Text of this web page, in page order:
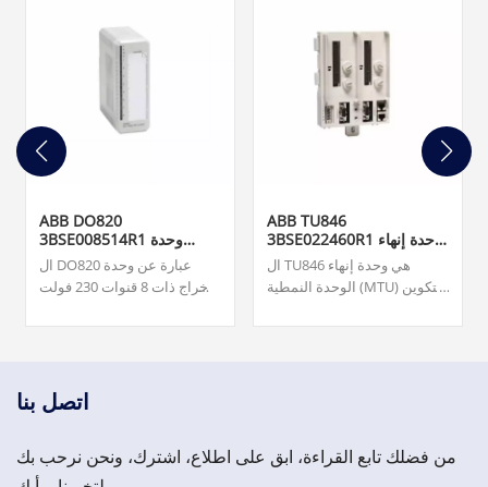
ABB DO820
3BSE008514R1 وحدة
الإخراج الرقميال DO820 عبارة عن وحدة
إخراج ذات 8 قنوات 230 فولت
S800 I/O. فريقنا متاح على مدار
العاجلة من قطع الغيار المهمة،
ABB TU846
3BSE022460R1 وحدة إنهاء
الوحدةال TU846 هي وحدة إنهاء
الوحدة النمطية (MTU) للتكوين
CI840/CI840A والإدخال/
اتصل بنا
من فضلك تابع القراءة، ابق على اطلاع، اشترك، ونحن نرحب بك